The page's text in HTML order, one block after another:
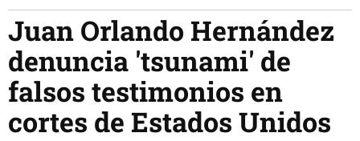
Juan Orlando Hernández
denuncia 'tsunami' de
falsos testimonios en
cortes de Estados Unidos